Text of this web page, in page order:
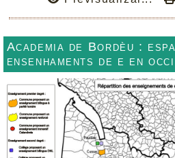
Academia de Bordèu :
ensenhaments de e en